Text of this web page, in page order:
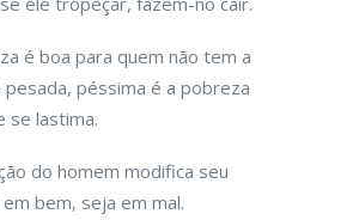
é boa para quem não tem a
pesada, péssima é a pobreza
se lastima.
do homem modifica seu
bem, seja em mal.